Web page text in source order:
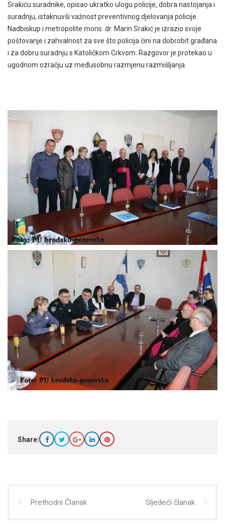
Srakiću suradnike, opisao ukratko ulogu policije, dobra nastojanja i
suradnju, istaknuvši važnost preventivnog djelovanja policije.
Nadbiskup i metropolite mons. dr. Marin Srakić je izrazio svoje
poštovanje i zahvalnost za sve što policija čini na dobrobit građana
i za dobru suradnju s Katoličkom Crkvom. Razgovor je protekao u
ugodnom ozračju uz međusobnu razmjenu razmišljanja.
Share:
Prethodni Članak Sljedeći članak